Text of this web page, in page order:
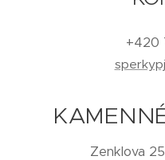
+420
Zenklova